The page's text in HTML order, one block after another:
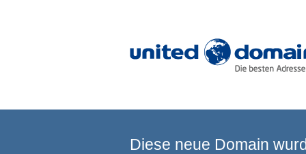
Diese neue Domain